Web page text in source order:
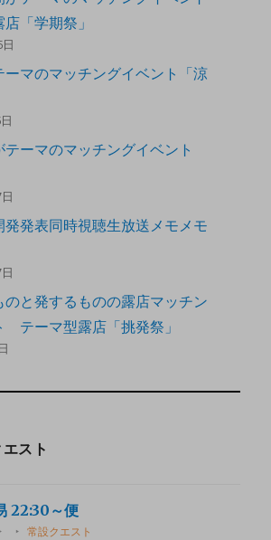
「学期祭」
ーマのマッチングイベント「涼
テーマのマッチングイベント
発発表同時視聴生放送メモメモ
のと発するものの露店マッチン
テーマ型露店「挑発祭」
スト
22:30～便
常設クエスト